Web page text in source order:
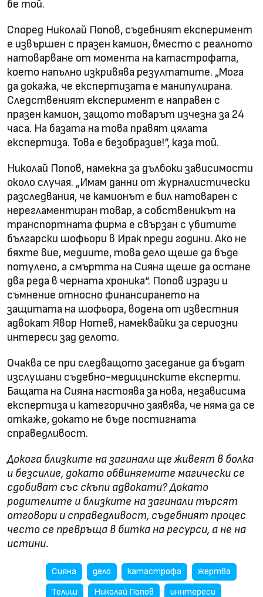
бе той.
Според Николай Попов, съдебният експеримент
е извършен с празен камион, вместо с реалното
натоварване от момента на катастрофата,
което напълно изкривява резултатите. „Мога
да докажа, че експертизата е манипулирана.
Следственият експеримент е направен с
празен камион, защото товарът изчезна за 24
часа. На базата на това правят цялата
експертиза. Това е безобразие!“, каза той.
Николай Попов, намекна за дълбоки зависимости
около случая. „Имам данни от журналистически
разследвания, че камионът е бил натоварен с
нерегламентиран товар, а собственикът на
транспортната фирма е свързан с убитите
български шофьори в Ирак преди години. Ако не
бяхте вие, медиите, това дело щеше да бъде
потулено, а смъртта на Сияна щеше да остане
два реда в черната хроника“. Попов изрази и
съмнение относно финансирането на
защитата на шофьора, водена от известния
адвокат Явор Нотев, намеквайки за сериозни
интереси зад делото.
Очаква се при следващото заседание да бъдат
изслушани съдебно-медицинските експерти.
Бащата на Сияна настоява за нова, независима
експертиза и категорично заявява, че няма да се
откаже, докато не бъде постигната
справедливост.
Докога близките на загинали ще живеят в болка
и безсилие, докато обвиняемите магически се
сдобиват със скъпи адвокати? Докато
родителите и близките на загинали търсят
отговори и справедливост, съдебният процес
често се превръща в битка на ресурси, а не на
истини.
Сияна дело катастрофа
жертва
Телиш
Николай Попов иннтереси